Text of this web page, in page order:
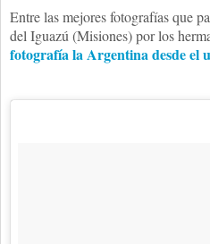
Entre las mejores fotografías que
del Iguazú (Misiones) por los
fotografía la Argentina desde el